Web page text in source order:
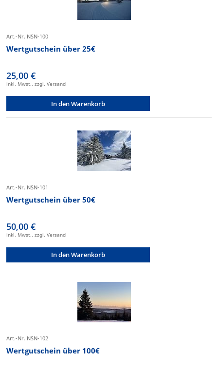
Art.-Nr. NSN-100
Wertgutschein über 25€
25,00 €
inkl. Mwst., zzgl. Versand
In den Warenkorb
Art.-Nr. NSN-101
Wertgutschein über 50€
50,00 €
inkl. Mwst., zzgl. Versand
In den Warenkorb
Art.-Nr. NSN-102
Wertgutschein über 100€